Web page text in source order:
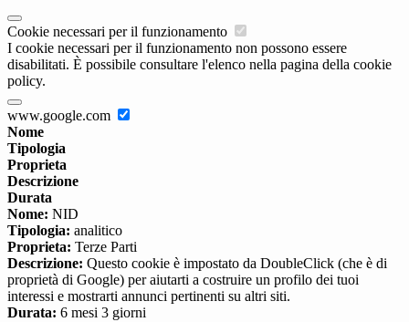
Cookie necessari per il funzionamento
I cookie necessari per il funzionamento non possono essere
disabilitati. È possibile consultare l'elenco nella pagina della cookie
policy.
www.google.com
Nome
Tipologia
Proprieta
Descrizione
Durata
Nome: NID
Tipologia: analitico
Proprieta: Terze Parti
Descrizione: Questo cookie è impostato da DoubleClick (che è di
proprietà di Google) per aiutarti a costruire un profilo dei tuoi
interessi e mostrarti annunci pertinenti su altri siti.
Durata: 6 mesi 3 giorni